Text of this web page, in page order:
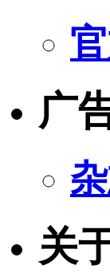
广
关